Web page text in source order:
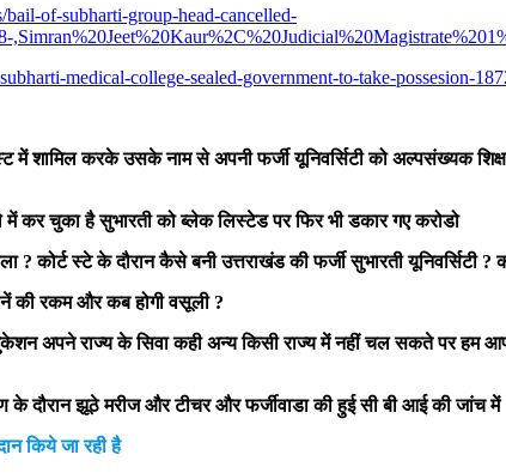
of-subharti-group-head-cancelled-
medical-college-sealed-government-to-take-possesion-
में शामिल करके उसके नाम से अपनी फर्जी यूनिवर्सिटी को अल्पसंख्यक
में कर चुका है सुभारती को ब्लेक लिस्टेड पर फिर भी डकार गए करोडो
? कोर्ट स्टे के दौरान कैसे बनी उत्तराखंड की फर्जी सुभारती यूनिवर्सिटी ?
की रकम और कब होगी वसूली ?
अपने राज्य के सिवा कही अन्य किसी राज्य में नहीं चल सकते पर हम
दौरान झूठे मरीज और टीचर और फर्जीवाडा की हुई सी बी आई की जांच में
किये जा रही है